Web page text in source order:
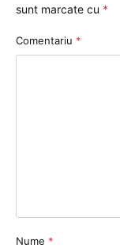
sunt marcate cu *
Comentariu *
Nume *